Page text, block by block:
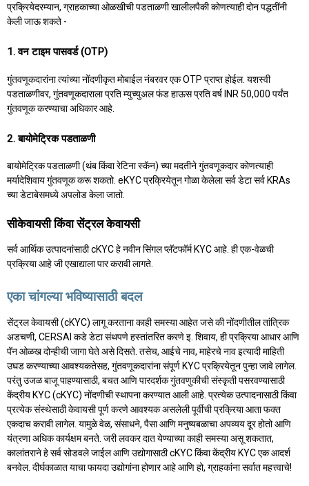
प्रक्रियेदरम्यान, ग्राहकाच्या ओळखीची पडताळणी खालीलपैकी कोणत्याही दोन पद्धतींनी
केली जाऊ शकते -
1. वन टाइम पासवर्ड (OTP)
गुंतवणूकदारांना त्यांच्या नोंदणीकृत मोबाईल नंबरवर एक OTP प्राप्त होईल. यशस्वी
पडताळणीवर, गुंतवणूकदाराला प्रति म्युच्युअल फंड हाऊस प्रति वर्ष INR 50,000 पर्यंत
गुंतवणूक करण्याचा अधिकार आहे.
2. बायोमेट्रिक पडताळणी
बायोमेट्रिक पडताळणी (थंब किंवा रेटिना स्कॅन) च्या मदतीने गुंतवणूकदार कोणत्याही
मर्यादेशिवाय गुंतवणूक करू शकतो. eKYC प्रक्रियेतून गोळा केलेला सर्व डेटा सर्व KRAs
च्या डेटाबेसमध्ये अपलोड केला जातो.
सीकेवायसी किंवा सेंट्रल केवायसी
सर्व आर्थिक उत्पादनांसाठी cKYC हे नवीन सिंगल प्लॅटफॉर्म KYC आहे. ही एक-वेळची
प्रक्रिया आहे जी एखाद्याला पार करावी लागते.
एका चांगल्या भविष्यासाठी बदल
सेंट्रल केवायसी (cKYC) लागू करताना काही समस्या आहेत जसे की नोंदणीतील तांत्रिक
अडचणी, CERSAI कडे डेटा संथपणे हस्तांतरित करणे इ. शिवाय, ही प्रक्रिया आधार आणि
पॅन ओळख दोन्हीची जागा घेते असे दिसते. तसेच, आईचे नाव, माहेरचे नाव इत्यादी माहिती
उघड करण्याच्या आवश्यकतेसह, गुंतवणूकदारांना संपूर्ण KYC प्रक्रियेतून पुन्हा जावे लागेल.
परंतु उजळ बाजू पाहण्यासाठी, बचत आणि पारदर्शक गुंतवणुकीची संस्कृती पसरवण्यासाठी
केंद्रीय KYC (cKYC) नोंदणीची स्थापना करण्यात आली आहे. प्रत्येक उत्पादनासाठी किंवा
प्रत्येक संस्थेसाठी केवायसी पूर्ण करणे आवश्यक असलेली पूर्वीची प्रक्रिया आता फक्त
एकदाच करावी लागेल. यामुळे वेळ, संसाधने, पैसा आणि मनुष्यबळाचा अपव्यय दूर होतो आणि
यंत्रणा अधिक कार्यक्षम बनते. जरी लवकर दात येण्याच्या काही समस्या असू शकतात,
कालांतराने हे सर्व सोडवले जाईल आणि उद्योगासाठी cKYC किंवा केंद्रीय KYC एक आदर्श
बनवेल. दीर्घकाळात याचा फायदा उद्योगांना होणार आहे आणि हो, ग्राहकांना सर्वात महत्त्वाचे!